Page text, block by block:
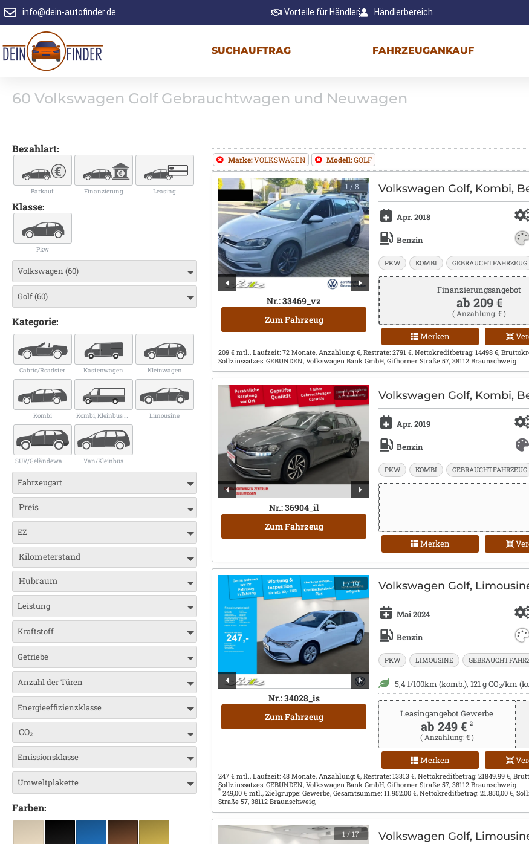
info@dein-autofinder.de Vorteile für Händler Händlerbereich
SUCHAUFTRAG FAHRZEUGANKAUF
60 Volkswagen Golf Gebrauchtwagen und Neuwagen
Bezahlart:
Barkauf Finanzierung Leasing
Klasse:
Pkw
Volkswagen (60)
Golf (60)
Kategorie:
Cabrio/Roadster Kastenwagen Kleinwagen
Kombi Kombi, Kleinbus bis 9 Sitze Limousine
SUV/Geländewagen/Pickup Van/Kleinbus
Fahrzeugart
Preis
EZ
Kilometerstand
Hubraum
Leistung
Kraftstoff
Getriebe
Anzahl der Türen
Energieeffizienzklasse
CO₂
Emissionsklasse
Umweltplakette
Farben:
Marke:VOLKSWAGEN Modell:GOLF
1 / 8
Nr.: 33469_vz
Zum Fahrzeug
Volkswagen Golf, Kombi,
Apr. 2018
Benzin
PKW KOMBI GEBRAUCHTFAHRZEUG
Finanzierungsangebot
ab 209 €
( Anzahlung: € )
Merken
209 € mtl., Laufzeit: 72 Monate, Anzahlung: €, Restrate: 2791 €, Nettokreditbetrag: 14498 €,
Sollzinssatzes: GEBUNDEN, Volkswagen Bank GmbH, Gifhorner Straße 57, 38112 Braunschweig
1/ 17
Nr.: 36904_il
Zum Fahrzeug
Volkswagen Golf, Kombi,
Apr. 2019
Benzin
PKW KOMBI GEBRAUCHTFAHRZEUG
Merken
1/ 19
Nr.: 34028_is
Zum Fahrzeug
Volkswagen Golf,
Mai 2024
Benzin
PKW LIMOUSINE
5,4 l/100km (komb.), 121 g CO2/km
Leasingangebot Gewerbe
ab 249 €2
( Anzahlung: € )
Merken
247 € mtl., Laufzeit: 48 Monate, Anzahlung: €, Restrate: 13313 €, Nettokreditbetrag: 21849.99 €,
Sollzinssatzes: GEBUNDEN, Volkswagen Bank GmbH, Gifhorner Straße 57, 38112 Braunschweig
2 249,00 € mtl., Zielgruppe: Gewerbe, Gesamtsumme: 11.952,00 €, Nettokreditbetrag: 21.850,00 €,
Straße 57, 38112 Braunschweig,
1 / 17 Volkswagen Golf,